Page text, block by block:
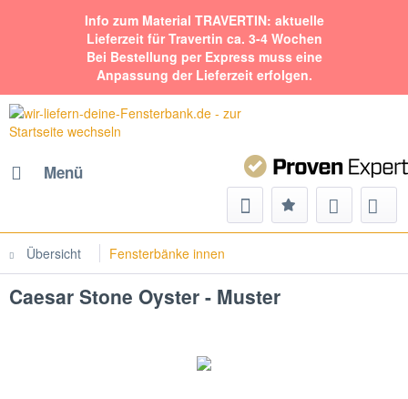
Info zum Material TRAVERTIN: aktuelle
Lieferzeit für Travertin ca. 3-4 Wochen
Bei Bestellung per Express muss eine
Anpassung der Lieferzeit erfolgen.
Menü
Übersicht Fensterbänke innen
Caesar Stone Oyster - Muster